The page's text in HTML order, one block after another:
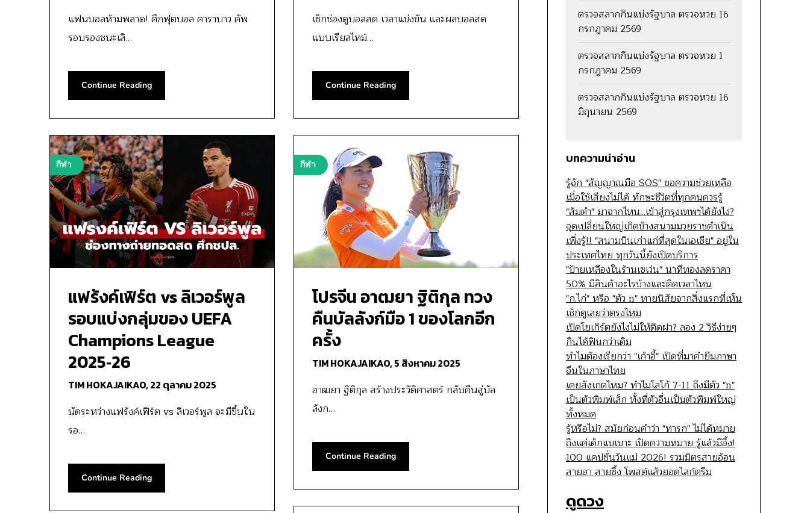
แฟนบอลห้ามพลาด! ศึกฟุตบอล คาราบาว คัพ
รอบรองชนะเลิ…
Continue Reading
กีฬา
แฟร้งค์เฟิร์ต vs ลิเวอร์พูล
รอบแบ่งกลุ่มของ UEFA
Champions League
2025‑26
TIM HOKAJAIKAO,22 ตุลาคม 2025
นัดระหว่างแฟร้งค์เฟิร์ต vs ลิเวอร์พูล จะมีขึ้นใน
รอ…
Continue Reading
เช็กช่องดูบอลสด เวลาแข่งขัน และผลบอลสด
แบบเรียลไทม์…
Continue Reading
กีฬา
โปรจีน อาฒยา ฐิติกุล ทวง
คืนบัลลังก์มือ 1 ของโลกอีก
ครั้ง
TIM HOKAJAIKAO,5 สิงหาคม 2025
อาฒยา ฐิติกุล สร้างประวัติศาสตร์ กลับคืนสู่บัล
ลังก…
Continue Reading
ตรวจสลากกินแบ่งรัฐบาล ตรวจหวย 16
กรกฎาคม 2569
ตรวจสลากกินแบ่งรัฐบาล ตรวจหวย 1
กรกฎาคม 2569
ตรวจสลากกินแบ่งรัฐบาล ตรวจหวย 16
มิถุนายน 2569
บทความน่าอ่าน
รู้จัก "สัญญาณมือ SOS" ขอความช่วยเหลือ
เมื่อใช้เสียงไม่ได้ ทักษะชีวิตที่ทุกคนควรรู้
"ส้มตำ" มาจากไหน...เข้าสู่กรุงเทพฯได้ยังไง?
จุดเปลี่ยนใหญ่เกิดข้างสนามมวยราชดำเนิน
เพิ่งรู้!! "สนามบินเก่าแก่ที่สุดในเอเชีย" อยู่ใน
ประเทศไทย ทุกวันนี้ยังเปิดบริการ
"ป้ายเหลืองในร้านเซเว่น" นาทีทองลดราคา
50% มีสินค้าอะไรบ้างและติดเวลาไหน
"ก.ไก่" หรือ "ตัว n" ทายนิสัยจากสิ่งแรกที่เห็น
เช็กดูเลยว่าตรงไหม
เปิดโยเกิร์ตยังไงไม่ให้ติดฝา? ลอง 2 วิธีง่ายๆ
กินได้ฟินกว่าเดิม
ทำไมต้องเรียกว่า "เก้าอี้" เปิดที่มาคำยืมภาษา
จีนในภาษาไทย
เคยสังเกตไหม? ทำไมโลโก้ 7-11 ถึงมีตัว "n"
เป็นตัวพิมพ์เล็ก ทั้งที่ตัวอื่นเป็นตัวพิมพ์ใหญ่
ทั้งหมด
รู้หรือไม่? สมัยก่อนคำว่า "ทารก" ไม่ได้หมาย
ถึงแค่เด็กแบเบาะ เปิดความหมาย รู้แล้วมีอึ้ง!
100 แคปชั่นวันแม่ 2026! รวมมิตรสายอ้อน
สายฮา สายซึ้ง โพสต์แล้วยอดไลก์ตรึม
ดูดวง